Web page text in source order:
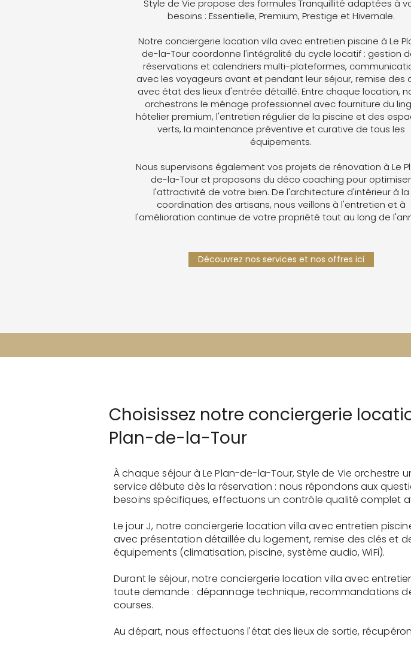
Style de Vie propose des formules Tranquillité adaptées à
besoins : Essentielle, Premium, Prestige et Hivernale.
Notre conciergerie location villa avec entretien piscine à Le
de-la-Tour coordonne l'intégralité du cycle locatif : gestion
réservations et calendriers multi-plateformes,
avec les voyageurs avant et pendant leur séjour, remise des
avec état des lieux d'entrée détaillé. Entre chaque location,
orchestrons le ménage professionnel avec fourniture du
hôtelier premium, l'entretien régulier de la piscine et des
verts, la maintenance préventive et curative de tous les
équipements.
Nous supervisons également vos projets de rénovation à Le
de-la-Tour et proposons du déco coaching pour optimiser
l'attractivité de votre bien. De l'architecture d'intérieur à la
coordination des artisans, nous veillons à l'entretien et à
l'amélioration continue de votre propriété tout au long de
Découvrez nos services et nos offres ici
Choisissez notre conciergerie
Plan-de-la-Tour
À chaque séjour à Le Plan-de-la-Tour, Style de Vie orchestre
service débute dès la réservation : nous répondons aux
besoins spécifiques, effectuons un contrôle qualité complet
Le jour J, notre conciergerie location villa avec entretien
avec présentation détaillée du logement, remise des clés et
équipements (climatisation, piscine, système audio, WiFi).
Durant le séjour, notre conciergerie location villa avec
toute demande : dépannage technique, recommandations
courses.
Au départ, nous effectuons l'état des lieux de sortie,